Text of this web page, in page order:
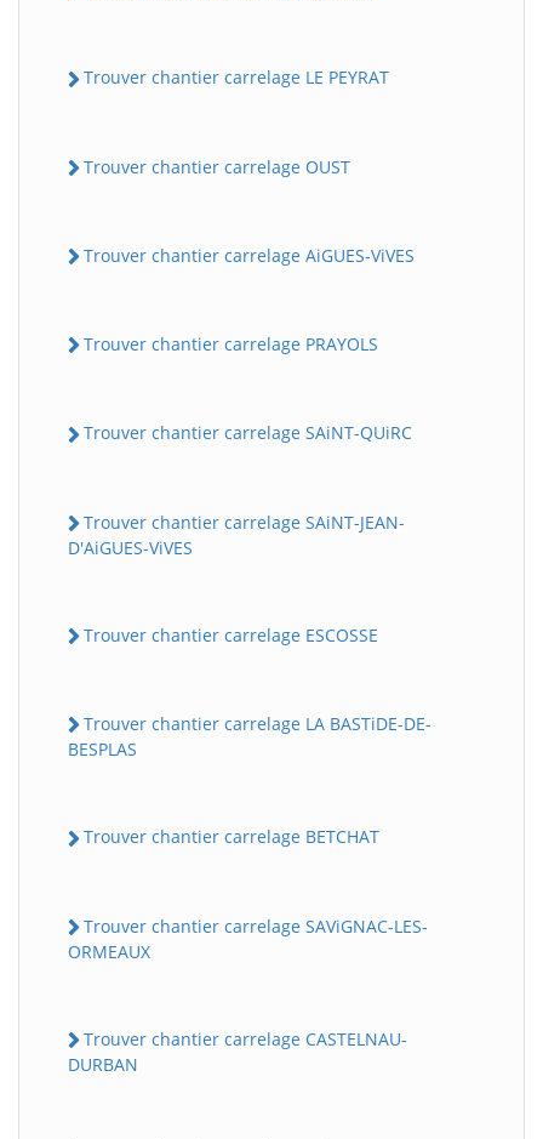
Trouver chantier carrelage LE PEYRAT
Trouver chantier carrelage OUST
Trouver chantier carrelage AiGUES-ViVES
Trouver chantier carrelage PRAYOLS
Trouver chantier carrelage SAiNT-QUiRC
Trouver chantier carrelage SAiNT-JEAN-
D'AiGUES-ViVES
Trouver chantier carrelage ESCOSSE
Trouver chantier carrelage LA BASTiDE-DE-
BESPLAS
Trouver chantier carrelage BETCHAT
Trouver chantier carrelage SAViGNAC-LES-
ORMEAUX
Trouver chantier carrelage CASTELNAU-
DURBAN